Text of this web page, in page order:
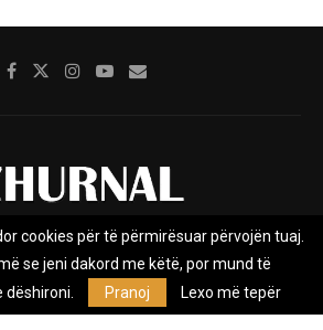
Impresumi Marketing
Privacy Policy
e Lajmeve e pavarur, e themeluar në vitin
cookies për të përmirësuar përvojën tuaj.
se jeni dakord me këtë, por mund të
Pranoj Lexo më tepër